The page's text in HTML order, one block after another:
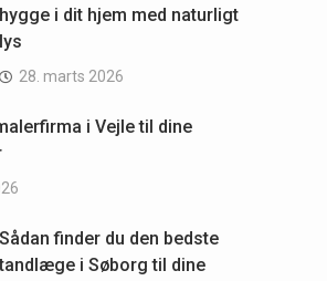
hygge i dit hjem med naturligt
lys
28. marts 2026
i Vejle til dine
Sådan finder du den bedste
tandlæge i Søborg til dine